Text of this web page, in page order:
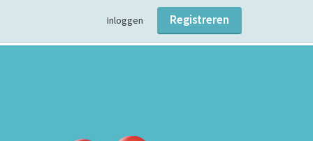
Inloggen Registreren